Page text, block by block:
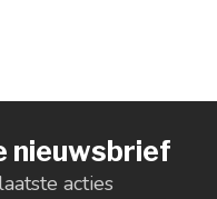
nieuwsbrief
acties